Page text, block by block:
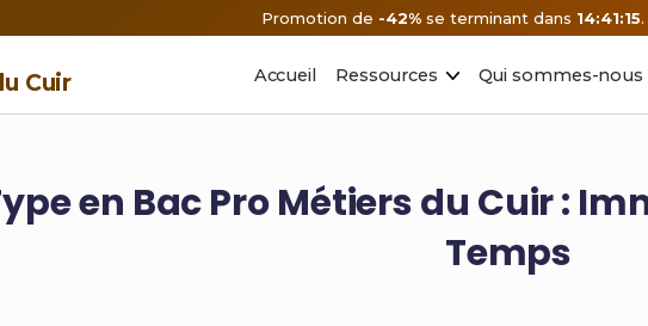
Promotion de -42%se terminant dans 14:41:14.
Cuir Accueil Ressources Qui sommes-nous
en Bac Pro Métiers du Cuir :
Temps